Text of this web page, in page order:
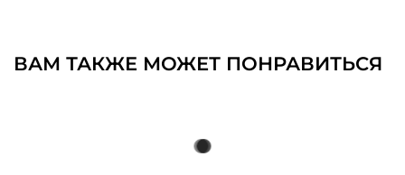
ВАМ ТАКЖЕ МОЖЕТ ПОНРАВИТЬСЯ